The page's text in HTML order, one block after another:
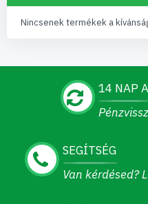
Nincsenek termékek a
14 NAP
SEGÍTSÉG
Van kérdésed?